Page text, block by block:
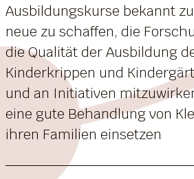
Ausbildungskurse bekannt
neue zu schaffen, die
die Qualität der Ausbildung
Kinderkrippen und
und an Initiativen
eine gute Behandlung von
ihren Familien einsetzen